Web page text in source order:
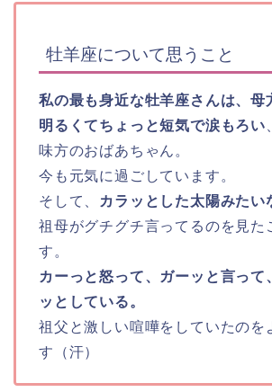
牡羊座について思うこと
私の最も身近な牡羊座さんは、母
明るくてちょっと短気で涙もろい
味方のおばあちゃん。
今も元気に過ごしています。
そして、
カラッとした太陽みたい
祖母がグチグチ言ってるのを見た
す。
カーっと怒って、ガーッと言って
ッとしている。
祖父と激しい喧嘩をしていたのを
す（汗）